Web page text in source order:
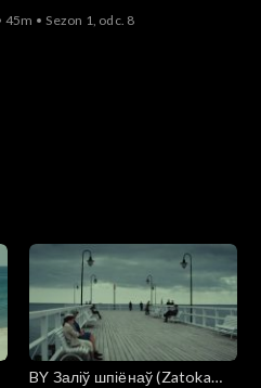
45m Sezon 1, odc. 8
BY Заліў шпіёнаў (Zatoka